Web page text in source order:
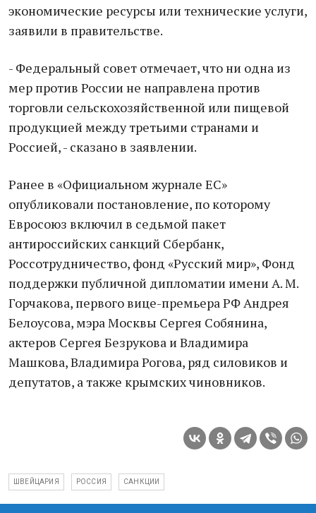
экономические ресурсы или технические услуги,
заявили в правительстве.
- Федеральный совет отмечает, что ни одна из
мер против России не направлена против
торговли сельскохозяйственной или пищевой
продукцией между третьими странами и
Россией, - сказано в заявлении.
Ранее в «Официальном журнале ЕС»
опубликовали постановление, по которому
Евросоюз включил в седьмой пакет
антироссийских санкций Сбербанк,
Россотрудничество, фонд «Русский мир», Фонд
поддержки публичной дипломатии имени А. М.
Горчакова, первого вице-премьера РФ Андрея
Белоусова, мэра Москвы Сергея Собянина,
актеров Сергея Безрукова и Владимира
Машкова, Владимира Рогова, ряд силовиков и
депутатов, а также крымских чиновников.
ШВЕЙЦАРИЯ РОССИЯ САНКЦИИ